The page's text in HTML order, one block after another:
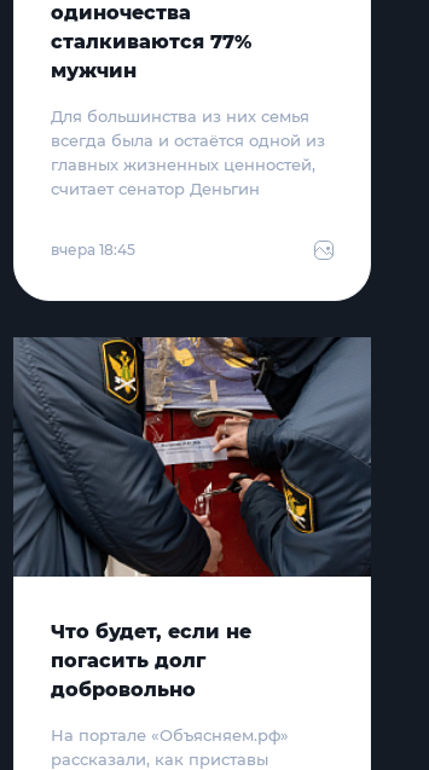
одиночества
сталкиваются 77%
мужчин
Для большинства из них семья
всегда была и остаётся одной из
главных жизненных ценностей,
считает сенатор Деньгин
вчера 18:45
Что будет, если не
погасить долг
добровольно
На портале «Объясняем.рф»
рассказали, как приставы